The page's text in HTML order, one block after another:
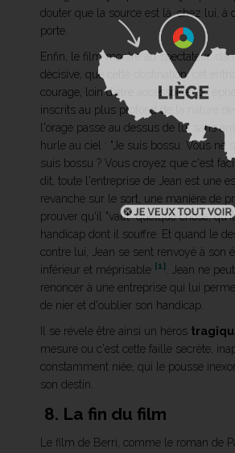
douter que la source est là, chez lui, à
porte.
Enfin, le film montre au spectateur,
décisive, que cette obstination, cet
courage, loin d'être accessoires ou
inscrits au plus profond de la nature de
l'orage passe au dessus de lui sans
hurle au ciel : "Je suis bossu. Vous ne
suis bossu ? Vous croyez que c'est
dit, toute l'entreprise de Jean est une
revanche sur le sort, une manière de
prouver qu'il "vaut" quelque chose,
handicap dont il souffre. Et quand le
contre lui, Jean se sent renvoyé à son
inférieur et méprisable [1] . Jean ne
renoncer à une entreprise qui lui
de nier et d'oublier son handicap.
Il se révèle être ainsi un héros
mesure ou c'est cette faille secrète,
constamment niée, qui le pousse
son destin.
8. La fin du film
Le film de Berri, comme le roman de